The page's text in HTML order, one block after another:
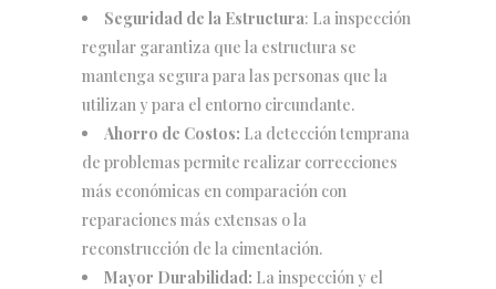
Seguridad de la Estructura: La inspección
regular garantiza que la estructura se
mantenga segura para las personas que la
utilizan y para el entorno circundante.
Ahorro de Costos: La detección temprana
de problemas permite realizar correcciones
más económicas en comparación con
reparaciones más extensas o la
reconstrucción de la cimentación.
Mayor Durabilidad: La inspección y el